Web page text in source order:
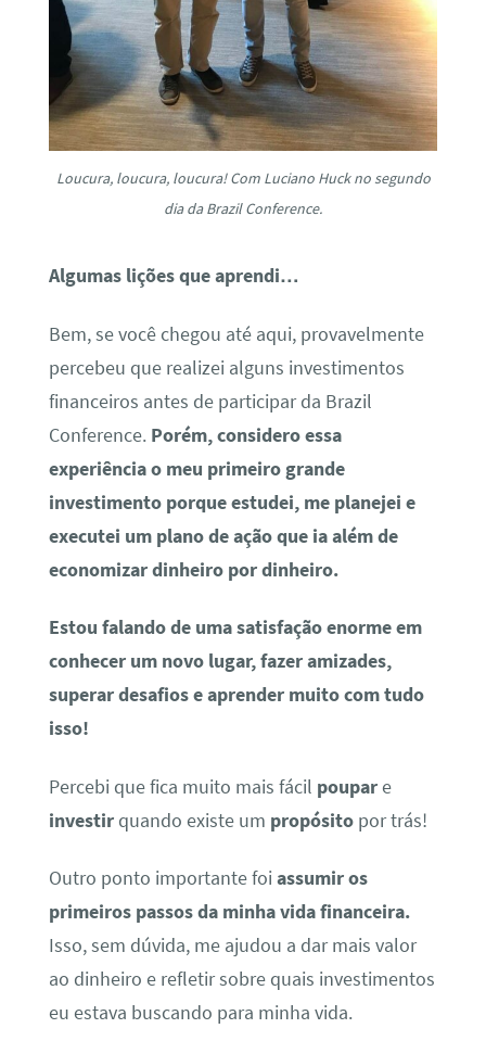
Loucura, loucura, loucura! Com Luciano Huck no segundo
dia da Brazil Conference.
Algumas lições que aprendi…
Bem, se você chegou até aqui, provavelmente
percebeu que realizei alguns investimentos
financeiros antes de participar da Brazil
Conference.Porém, considero essa
experiência o meu primeiro grande
investimento porque estudei, me planejei e
executei um plano de ação que ia além de
economizar dinheiro por dinheiro.
Estou falando de uma satisfação enorme em
conhecer um novo lugar, fazer amizades,
superar desafios e aprender muito com tudo
isso!
Percebi que fica muito mais fácil poupare
investirquando existe um propósitopor trás!
Outro ponto importante foi assumir os
primeiros passos da minha vida financeira.
Isso, sem dúvida, me ajudou a dar mais valor
ao dinheiro e refletir sobre quais investimentos
eu estava buscando para minha vida.